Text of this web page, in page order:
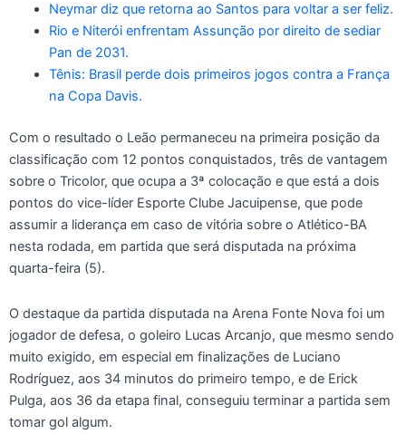
Neymar diz que retorna ao Santos para voltar a ser feliz.
Rio e Niterói enfrentam Assunção por direito de sediar
Pan de 2031.
Tênis: Brasil perde dois primeiros jogos contra a França
na Copa Davis.
Com o resultado o Leão permaneceu na primeira posição da
classificação com 12 pontos conquistados, três de vantagem
sobre o Tricolor, que ocupa a 3ª colocação e que está a dois
pontos do vice-líder Esporte Clube Jacuipense, que pode
assumir a liderança em caso de vitória sobre o Atlético-BA
nesta rodada, em partida que será disputada na próxima
quarta-feira (5).
O destaque da partida disputada na Arena Fonte Nova foi um
jogador de defesa, o goleiro Lucas Arcanjo, que mesmo sendo
muito exigido, em especial em finalizações de Luciano
Rodríguez, aos 34 minutos do primeiro tempo, e de Erick
Pulga, aos 36 da etapa final, conseguiu terminar a partida sem
tomar gol algum.